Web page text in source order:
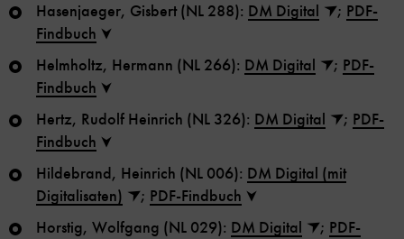
Hasenjaeger, Gisbert (NL 288): DM Digital ; PDF-
Findbuch
Helmholtz, Hermann (NL 266): DM Digital ; PDF-
Findbuch
Hertz, Rudolf Heinrich (NL 326): DM Digital ; PDF-
Findbuch
Hildebrand, Heinrich (NL 006): DM Digital (mit
Digitalisaten)
; PDF-Findbuch
Horstig, Wolfgang (NL 029): DM Digital ; PDF-